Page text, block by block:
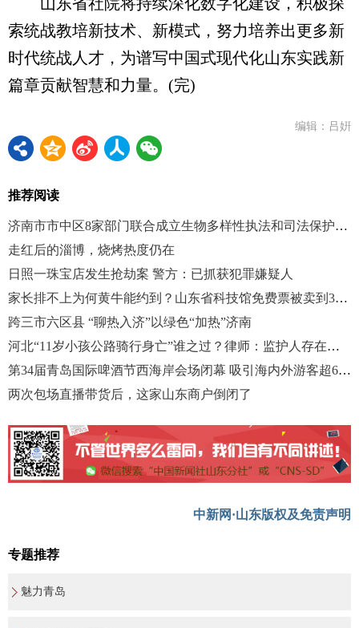
索统战教培新技术、新模式，努力培养出更多新
时代统战人才，为谱写中国式现代化山东实践新
篇章贡献智慧和力量。(完)
编辑：吕姸
推荐阅读
济南市市中区8家部门联合成立生物多样性执法和司法保护联盟
走红后的淄博，烧烤热度仍在
日照一珠宝店发生抢劫案 警方：已抓获犯罪嫌疑人
家长排不上为何黄牛能约到？山东省科技馆免费票被卖到30元/人
跨三市六区县 “聊热入济”以绿色“加热”济南
河北“11岁小孩公路骑行身亡”谁之过？律师：监护人存在严重失职
第34届青岛国际啤酒节西海岸会场闭幕 吸引海内外游客超636万人次
两次包场直播带货后，这家山东商户倒闭了
中新网·山东版权及免责声明
专题推荐
魅力青岛